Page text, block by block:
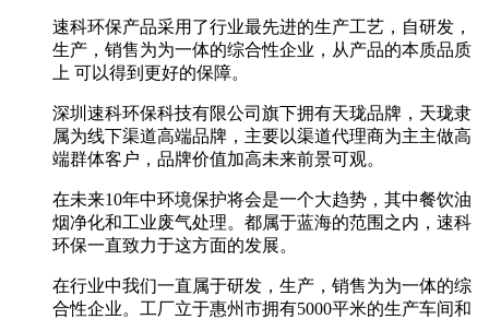
速科环保产品采用了行业最先进的生产工艺，自研发，
生产，销售为为一体的综合性企业，从产品的本质品质
上 可以得到更好的保障。
深圳速科环保科技有限公司旗下拥有天珑品牌，天珑隶
属为线下渠道高端品牌，主要以渠道代理商为主主做高
端群体客户，品牌价值加高未来前景可观。
在未来10年中环境保护将会是一个大趋势，其中餐饮油
烟净化和工业废气处理。都属于蓝海的范围之内，速科
环保一直致力于这方面的发展。
在行业中我们一直属于研发，生产，销售为为一体的综
合性企业。工厂立于惠州市拥有5000平米的生产车间和